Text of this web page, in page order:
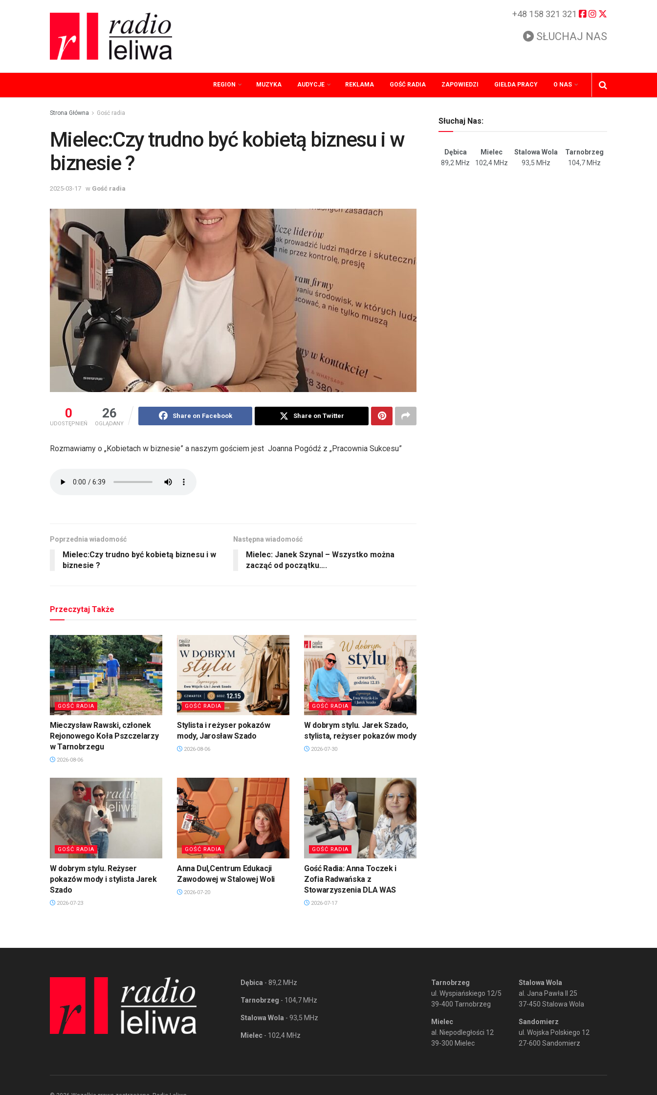
+48 158 321 321
SŁUCHAJ NAS
REGION MUZYKA AUDYCJE REKLAMA GOŚĆ RADIA ZAPOWIEDZI GIEŁDA PRACY O NAS
Strona Główna Gość radia
Mielec:Czy trudno być kobietą biznesu i w
biznesie ?
2025-03-17 w Gość radia
0
UDOSTĘPNIEŃ
26
OGLĄDANY
Share on Facebook Share on Twitter
Rozmawiamy o „Kobietach w biznesie” a naszym gościem jest Joanna Pogódź z „Pracownia Sukcesu”
Poprzednia wiadomość
Mielec:Czy trudno być kobietą biznesu i w
biznesie ?
Następna wiadomość
Mielec: Janek Szynal – Wszystko można
zacząć od początku….
Przeczytaj Także
GOŚĆ RADIA
Mieczysław Rawski, członek
Rejonowego Koła Pszczelarzy
w Tarnobrzegu
2026-08-06
GOŚĆ RADIA
Stylista i reżyser pokazów
mody, Jarosław Szado
2026-08-06
GOŚĆ RADIA
W dobrym stylu. Jarek Szado,
stylista, reżyser pokazów mody
2026-07-30
GOŚĆ RADIA
W dobrym stylu. Reżyser
pokazów mody i stylista Jarek
Szado
2026-07-23
GOŚĆ RADIA
Anna Dul,Centrum Edukacji
Zawodowej w Stalowej Woli
2026-07-20
GOŚĆ RADIA
Gość Radia: Anna Toczek i
Zofia Radwańska z
Stowarzyszenia DLA WAS
2026-07-17
Słuchaj Nas:
Dębica Mielec Stalowa Wola
Tarnobrzeg
89,2 MHz
102,4 MHz 93,5 MHz 104,7 MHz
Dębica - 89,2 MHz
Tarnobrzeg - 104,7 MHz
Stalowa Wola - 93,5 MHz
Mielec - 102,4 MHz
Tarnobrzeg
ul. Wyspiańskiego 12/5
39-400 Tarnobrzeg
Mielec
al. Niepodległości 12
39-300 Mielec
Stalowa Wola
al. Jana Pawła II 25
37-450 Stalowa Wola
Sandomierz
ul. Wojska Polskiego 12
27-600 Sandomierz